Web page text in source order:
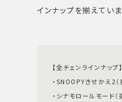
インナップを揃えていま
【全チェンラインナップ】
・SNOOPYきせかえ2（
・シナモロールモード（